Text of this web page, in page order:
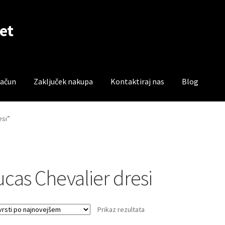
Zaključek nakupa Kontaktiraj nas Blog
Trgovina
Chevalier dresi
Prikaz rezultata